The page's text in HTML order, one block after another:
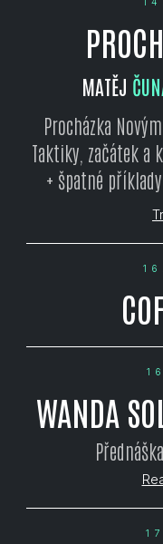
MATĚJ
Procházka
Taktiky, začátek a
+ špatné
WANDA